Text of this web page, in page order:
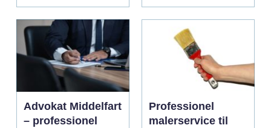
Advokat Middelfart
– professionel
Professionel
malerservice til